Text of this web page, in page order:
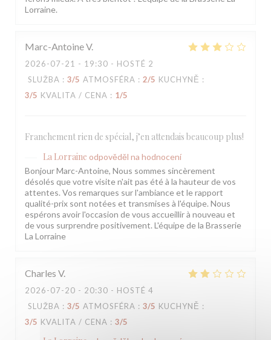
Lorraine.
Marc-AntoineV
2026-07-21 - 19:30 - HOSTÉ 2
SLUŽBA : 3/5 ATMOSFÉRA : 2/5 KUCHYNĚ :
3/5 KVALITA / CENA : 1/5
Franchement rien de spécial, j’en attendais beaucoup plus!
La Lorraine odpověděl na hodnocení
Bonjour Marc-Antoine, Nous sommes sincèrement
désolés que votre visite n'ait pas été à la hauteur de vos
attentes. Vos remarques sur l'ambiance et le rapport
qualité-prix sont notées et transmises à l'équipe. Nous
espérons avoir l'occasion de vous accueillir à nouveau et
de vous surprendre positivement. L'équipe de la Brasserie
La Lorraine
Charles V
2026-07-20 - 20:30 - HOSTÉ 4
SLUŽBA : 3/5 ATMOSFÉRA : 3/5 KUCHYNĚ :
3/5 KVALITA / CENA : 3/5